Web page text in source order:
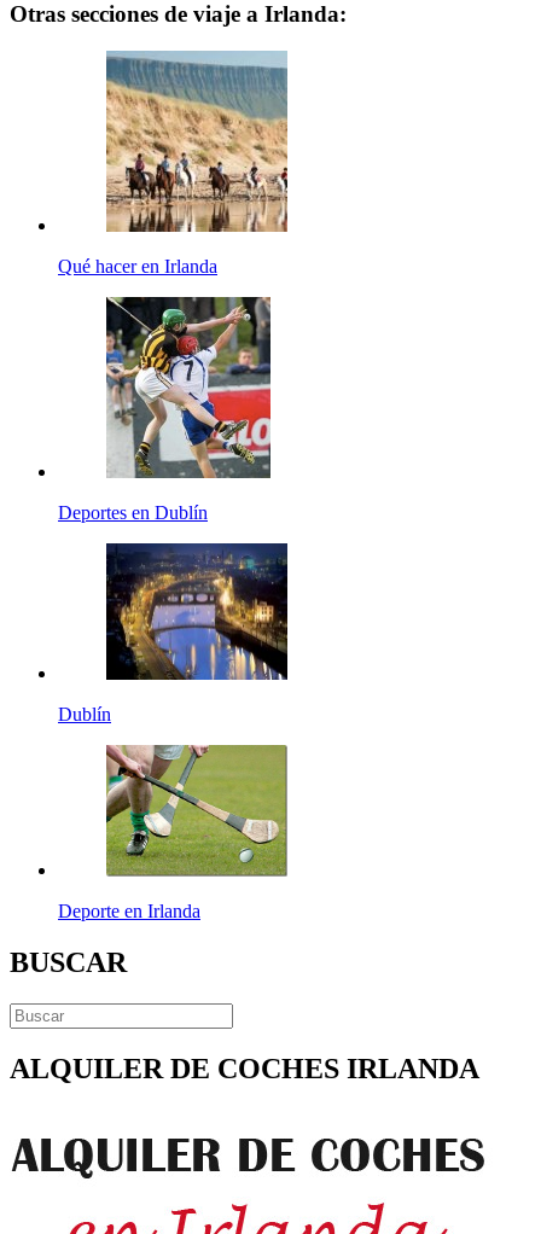
Otras secciones de viaje a Irlanda:
Qué hacer en Irlanda
Deportes en Dublín
Dublín
Deporte en Irlanda
BUSCAR
ALQUILER DE COCHES IRLANDA